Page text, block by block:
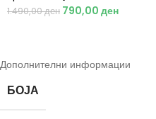
1.490,00ден 790,00 ден
Дополнителни информации
БОЈА